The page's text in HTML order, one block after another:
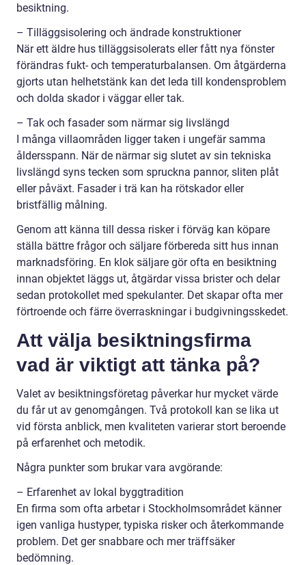
besiktning.
– Tilläggsisolering och ändrade konstruktioner
När ett äldre hus tilläggsisolerats eller fått nya fönster
förändras fukt- och temperaturbalansen. Om åtgärderna
gjorts utan helhetstänk kan det leda till kondensproblem
och dolda skador i väggar eller tak.
– Tak och fasader som närmar sig livslängd
I många villaområden ligger taken i ungefär samma
åldersspann. När de närmar sig slutet av sin tekniska
livslängd syns tecken som spruckna pannor, sliten plåt
eller påväxt. Fasader i trä kan ha rötskador eller
bristfällig målning.
Genom att känna till dessa risker i förväg kan köpare
ställa bättre frågor och säljare förbereda sitt hus innan
marknadsföring. En klok säljare gör ofta en besiktning
innan objektet läggs ut, åtgärdar vissa brister och delar
sedan protokollet med spekulanter. Det skapar ofta mer
förtroende och färre överraskningar i budgivningsskedet.
Att välja besiktningsfirma
vad är viktigt att tänka på?
Valet av besiktningsföretag påverkar hur mycket värde
du får ut av genomgången. Två protokoll kan se lika ut
vid första anblick, men kvaliteten varierar stort beroende
på erfarenhet och metodik.
Några punkter som brukar vara avgörande:
– Erfarenhet av lokal byggtradition
En firma som ofta arbetar i Stockholmsområdet känner
igen vanliga hustyper, typiska risker och återkommande
problem. Det ger snabbare och mer träffsäker
bedömning.